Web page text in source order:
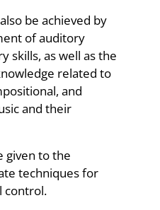
be achieved by
of auditory
skills, as well as the
related to
and
and their
given to the
techniques for
control.